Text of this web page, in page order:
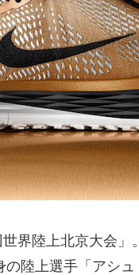
界陸上北京大会」。
陸上選手「アシ